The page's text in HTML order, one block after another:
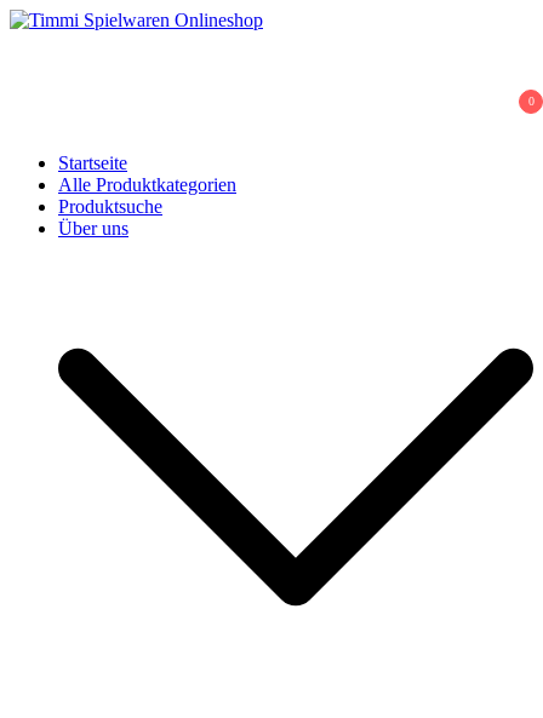
Skip
0
Startseite
Alle Produktkategorien
Produktsuche
Über uns